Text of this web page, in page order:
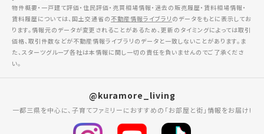
物件概要・一戸建て評価・住民評価・売買相場情報・過去の販売履歴・賃料相場情報・
賃料履歴については、国土交通省の 不動産情報ライブラリ のデータをもとに表示してお
ります。情報元のデータが変更されることがあるため、更新のタイミングによっては取引
価格、取引件数などが不動産情報ライブラリのデータと一致しないことがあります。ま
た、スターツグループ各社は本情報に関し一切の責任を負いませんのでご了承くださ
い。
@kuramore_living
一都三県を中心に、子育てファミリーにおすすめの「お部屋と街」情報をお届け!